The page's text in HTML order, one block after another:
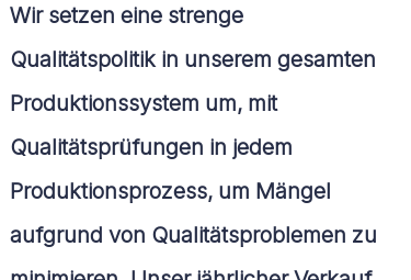
Wir setzen eine strenge
Qualitätspolitik in unserem gesamten
Produktionssystem um, mit
Qualitätsprüfungen in jedem
Produktionsprozess, um Mängel
aufgrund von Qualitätsproblemen zu